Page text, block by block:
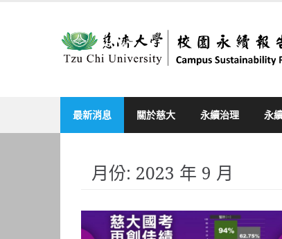
最新消息 關於慈大 永續治理 永
月份: 2023 年 9 月